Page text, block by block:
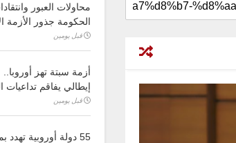
محاولات العبور
الحكومة جذور الأزمة
قبل يومين
أزمة سبتة تهز
إيطالي يفاقم تداعيات
قبل يومين
55 دولة أوروبية